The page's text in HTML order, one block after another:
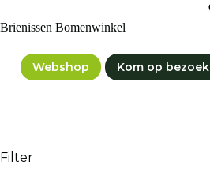
naar
de
Brienissen Bomenwinkel
Webshop Kom op bezoek
Filter